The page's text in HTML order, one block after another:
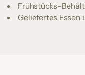
Frühstücks-
Geliefertes Essen